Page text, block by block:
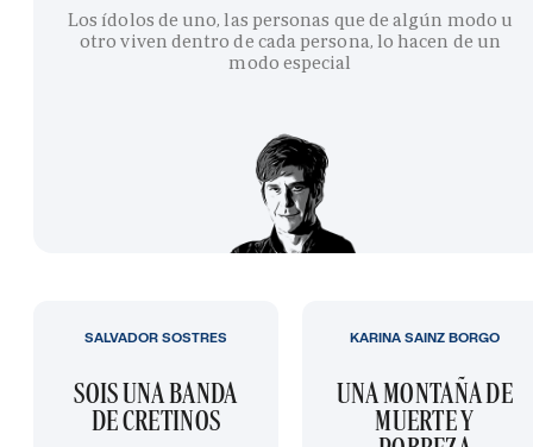
Los ídolos de uno, las personas que de algún modo u
otro viven dentro de cada persona, lo hacen de un
modo especial
SOIS UNA BANDA
DE CRETINOS
SALVADOR SOSTRES
UNA MONTAÑA DE
MUERTE Y
KARINA SAINZ BORGO